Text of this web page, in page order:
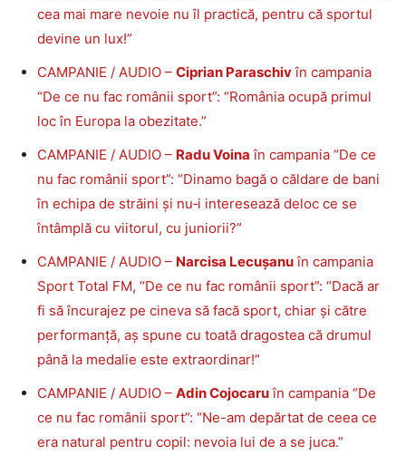
cea mai mare nevoie nu îl practică, pentru că sportul
devine un lux!”
CAMPANIE / AUDIO – Ciprian Paraschivîn campania
“De ce nu fac românii sport”: “România ocupă primul
loc în Europa la obezitate.”
CAMPANIE / AUDIO – Radu Voina în campania “De ce
nu fac românii sport”: “Dinamo bagă o căldare de bani
în echipa de străini și nu‑i interesează deloc ce se
întâmplă cu viitorul, cu juniorii?”
CAMPANIE / AUDIO – Narcisa Lecușanuîn campania
Sport Total FM, “De ce nu fac românii sport”: “Dacă ar
fi să încurajez pe cineva să facă sport, chiar și către
performanță, aș spune cu toată dragostea că drumul
până la medalie este extraordinar!”
CAMPANIE / AUDIO – Adin Cojocaruîn campania “De
ce nu fac românii sport”: “Ne-am depărtat de ceea ce
era natural pentru copil: nevoia lui de a se juca.”